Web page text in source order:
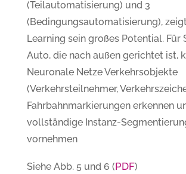
(Teilautomatisierung) und 3
(Bedingungsautomatisierung),
Learning sein großes Potential. Für
Auto, die nach außen gerichtet ist,
Neuronale Netze Verkehrsobjekte
(Verkehrsteilnehmer,
Fahrbahnmarkierungen erkennen
vollständige Instanz-
vornehmen
Siehe Abb. 5 und 6 (PDF)